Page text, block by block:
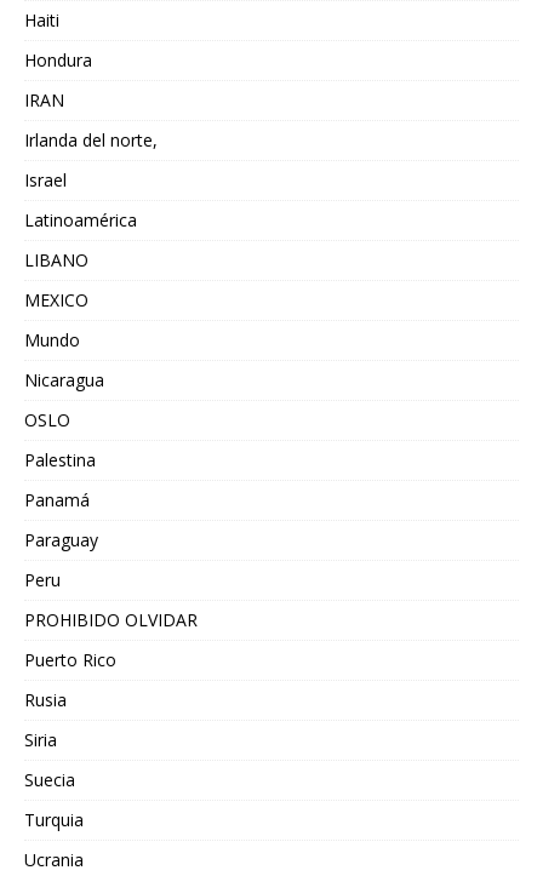
Haiti
Hondura
IRAN
Irlanda del norte,
Israel
Latinoamérica
LIBANO
MEXICO
Mundo
Nicaragua
OSLO
Palestina
Panamá
Paraguay
Peru
PROHIBIDO OLVIDAR
Puerto Rico
Rusia
Siria
Suecia
Turquia
Ucrania